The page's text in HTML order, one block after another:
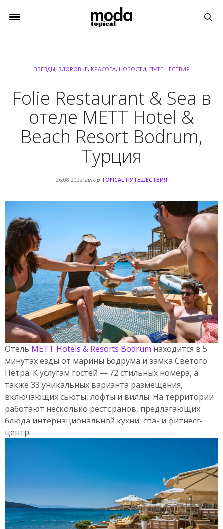
ЗВЕЗДЫ, ЗДОРОВЬЕ, КРАСОТА, НОВОСТИ, ПУТЕШЕСТВИЯ
Folie Restaurant & Sea в
отеле METT Hotel &
Beach Resort Bodrum,
Турция
26.08.2022 автор TOPICAL ПУТЕШЕСТВИЯ
Отель METT Hotels & Resorts Bodrum находится в 5
минутах езды от марины Бодрума и замка Светого
Петра. К услугам гостей — 72 стильных номера, а
также 33 уникальных варианта размещения,
включающих сьюты, лофты и виллы. На территории
работают несколько ресторанов, предлагающих
блюда интернациональной кухни, спа- и фитнесс-
центр.